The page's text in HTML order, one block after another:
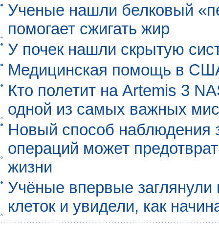
Ученые нашли белковый
помогает сжигать жир
У почек нашли скрытую
Медицинская помощь в
Кто полетит на Artemis 3
одной из самых важных
Новый способ наблюдения
операций может
жизни
Учёные впервые
клеток и увидели, как